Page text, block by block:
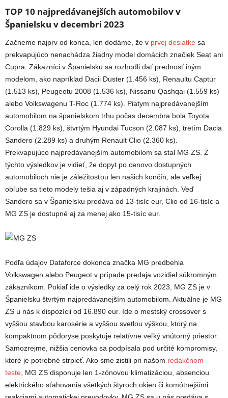
TOP 10 najpredávanejších automobilov v
Španielsku v decembri 2023
Začneme najprv od konca, len dodáme, že v prvej desiatke sa
prekvapujúco nenachádza žiadny model domácich značiek Seat ani
Cupra. Zákazníci v Španielsku sa rozhodli dať prednosť iným
modelom, ako napríklad Dacii Duster (1.456 ks), Renaultu Captur
(1.513 ks), Peugeotu 2008 (1.536 ks), Nissanu Qashqai (1.559 ks)
alebo Volkswagenu T-Roc (1.774 ks). Piatym najpredávanejším
automobilom na španielskom trhu počas decembra bola Toyota
Corolla (1.829 ks), štvrtým Hyundai Tucson (2.087 ks), tretím Dacia
Sandero (2.289 ks) a druhým Renault Clio (2.360 ks).
Prekvapujúco najpredávanejším automobilom sa stal MG ZS. Z
týchto výsledkov je vidieť, že dopyt po cenovo dostupných
automobiloch nie je záležitosťou len našich končín, ale veľkej
obľube sa tieto modely tešia aj v západných krajinách. Veď
Sandero sa v Španielsku predáva od 13-tisíc eur, Clio od 16-tisíc a
MG ZS je dostupné aj za menej ako 15-tisíc eur.
Podľa údajov Dataforce dokonca značka MG predbehla
Volkswagen alebo Peugeot v prípade predaja vozidiel súkromným
zákazníkom. Pokiaľ ide o výsledky za celý rok 2023, MG ZS je v
Španielsku štvrtým najpredávanejším automobilom. Aktuálne je MG
ZS u nás k dispozícii od 16.890 eur. Ide o mestský crossover s
vyššou stavbou karosérie a vyššou svetlou výškou, ktorý na
kompaktnom pôdoryse poskytuje relatívne veľký vnútorný priestor.
Samozrejme, nižšia cenovka sa podpísala pod určité kompromisy,
ktoré je potrebné strpieť. Ako sme zistili pri našom redakčnom
teste, MG ZS disponuje len 1-zónovou klimatizáciou, absenciou
elektrického sťahovania všetkých štyroch okien či komótnejšími